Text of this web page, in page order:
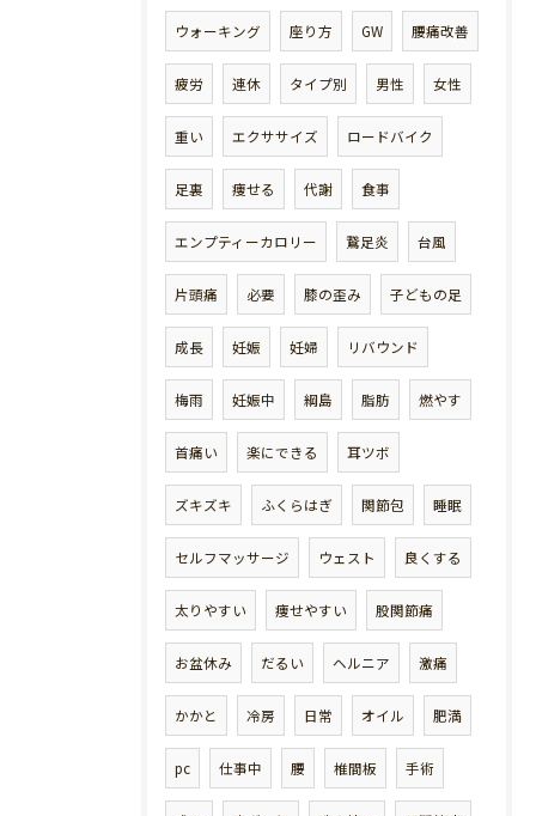
ウォーキング 座り方 GW 腰痛改善
疲労 連休 タイプ別 男性 女性
重い エクササイズ ロードバイク
足裏 痩せる 代謝 食事
エンプティーカロリー 鵞足炎 台風
片頭痛 必要 膝の歪み 子どもの足
成長 妊娠 妊婦 リバウンド
梅雨 妊娠中 綱島 脂肪 燃やす
首痛い 楽にできる 耳ツボ
ズキズキ ふくらはぎ 関節包 睡眠
セルフマッサージ ウェスト 良くする
太りやすい 痩せやすい 股関節痛
お盆休み だるい ヘルニア 激痛
かかと 冷房 日常 オイル 肥満
pc 仕事中 腰 椎間板 手術